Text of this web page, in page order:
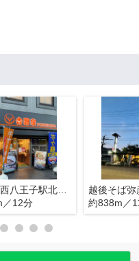
吉野家 西八王子駅北口店
／12分
越後そば弥
約838m／